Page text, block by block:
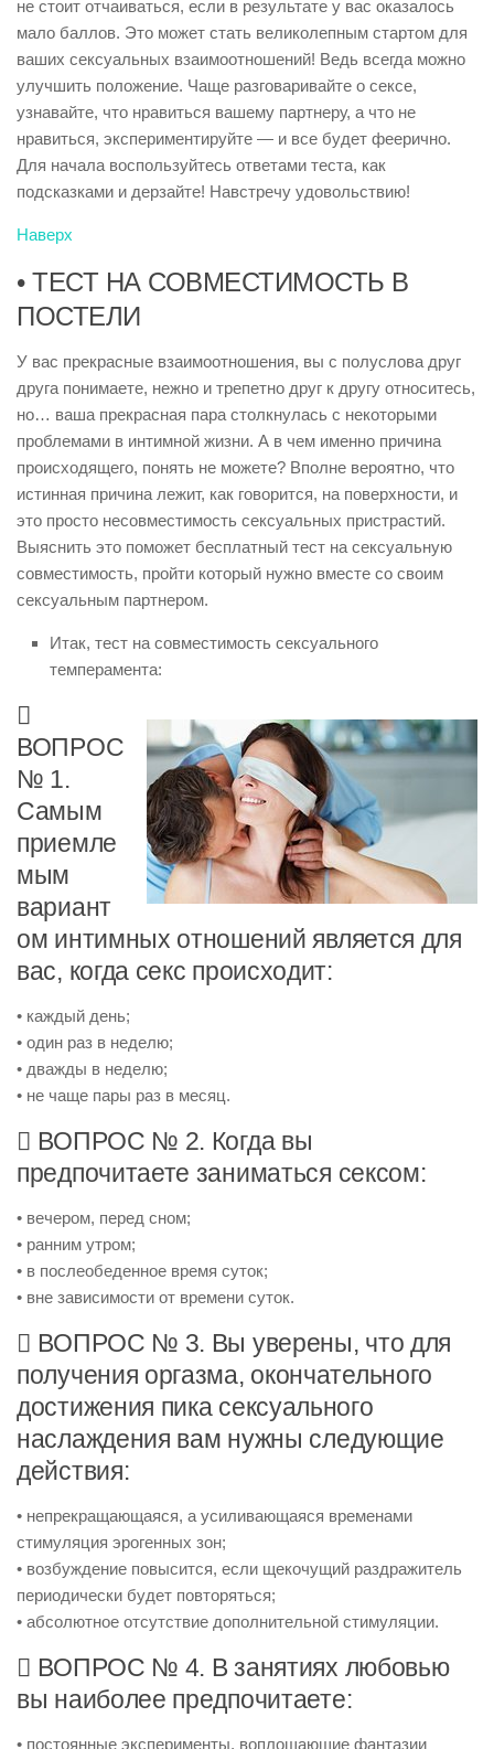
не стоит отчаиваться, если в результате у вас оказалось
мало баллов. Это может стать великолепным стартом для
ваших сексуальных взаимоотношений! Ведь всегда можно
улучшить положение. Чаще разговаривайте о сексе,
узнавайте, что нравиться вашему партнеру, а что не
нравиться, экспериментируйте — и все будет феерично.
Для начала воспользуйтесь ответами теста, как
подсказками и дерзайте! Навстречу удовольствию!
Наверх
• ТЕСТ НА СОВМЕСТИМОСТЬ В
ПОСТЕЛИ
У вас прекрасные взаимоотношения, вы с полуслова друг
друга понимаете, нежно и трепетно друг к другу относитесь,
но… ваша прекрасная пара столкнулась с некоторыми
проблемами в интимной жизни. А в чем именно причина
происходящего, понять не можете? Вполне вероятно, что
истинная причина лежит, как говорится, на поверхности, и
это просто несовместимость сексуальных пристрастий.
Выяснить это поможет бесплатный тест на сексуальную
совместимость, пройти который нужно вместе со своим
сексуальным партнером.
Итак, тест на совместимость сексуального
темперамента:

ВОПРОС
№ 1.
Самым
приемле
мым
вариант
ом интимных отношений является для
вас, когда секс происходит:
• каждый день;
• один раз в неделю;
• дважды в неделю;
• не чаще пары раз в месяц.
 ВОПРОС № 2. Когда вы
предпочитаете заниматься сексом:
• вечером, перед сном;
• ранним утром;
• в послеобеденное время суток;
• вне зависимости от времени суток.
 ВОПРОС № 3. Вы уверены, что для
получения оргазма, окончательного
достижения пика сексуального
наслаждения вам нужны следующие
действия:
• непрекращающаяся, а усиливающаяся временами
стимуляция эрогенных зон;
• возбуждение повысится, если щекочущий раздражитель
периодически будет повторяться;
• абсолютное отсутствие дополнительной стимуляции.
 ВОПРОС № 4. В занятиях любовью
вы наиболее предпочитаете:
• постоянные эксперименты, воплощающие фантазии